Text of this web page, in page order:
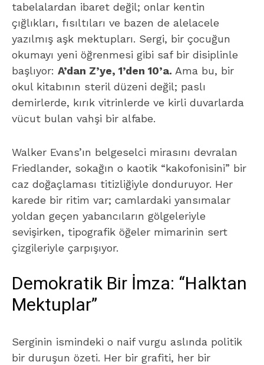
tabelalardan ibaret değil; onlar kentin
çığlıkları, fısıltıları ve bazen de alelacele
yazılmış aşk mektupları. Sergi, bir çocuğun
okumayı yeni öğrenmesi gibi saf bir disiplinle
başlıyor: A’dan Z’ye, 1’den 10’a. Ama bu, bir
okul kitabının steril düzeni değil; paslı
demirlerde, kırık vitrinlerde ve kirli duvarlarda
vücut bulan vahşi bir alfabe.
Walker Evans’ın belgeselci mirasını devralan
Friedlander, sokağın o kaotik “kakofonisini” bir
caz doğaçlaması titizliğiyle donduruyor. Her
karede bir ritim var; camlardaki yansımalar
yoldan geçen yabancıların gölgeleriyle
sevişirken, tipografik öğeler mimarinin sert
çizgileriyle çarpışıyor.
Demokratik Bir İmza: “Halktan
Mektuplar”
Serginin ismindeki o naif vurgu aslında politik
bir duruşun özeti. Her bir grafiti, her bir